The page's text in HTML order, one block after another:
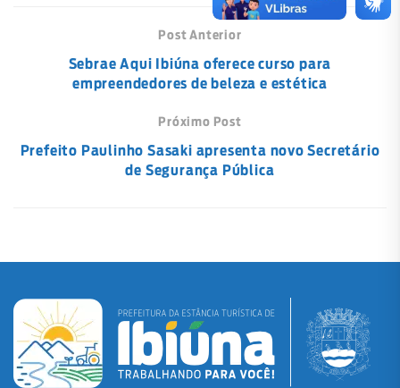
Post Anterior
Sebrae Aqui Ibiúna oferece curso para
empreendedores de beleza e estética
Próximo Post
Prefeito Paulinho Sasaki apresenta novo Secretário
de Segurança Pública